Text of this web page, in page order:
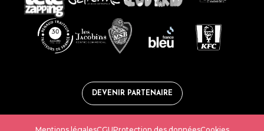
DEVENIR PARTENAIRE